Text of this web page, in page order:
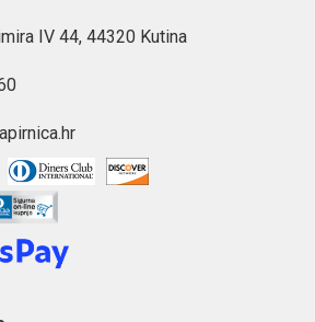
IV 44, 44320 Kutina